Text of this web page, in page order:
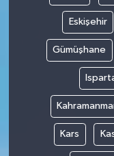
Eskişehir
Gümüşhane
Kars